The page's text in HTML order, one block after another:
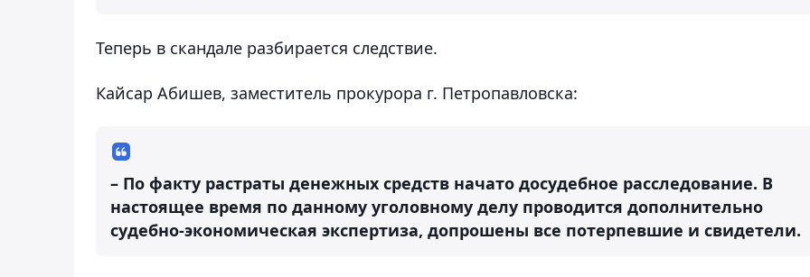
Теперь в скандале разбирается следствие.
Кайсар Абишев, заместитель прокурора г. Петропавловска:
– По факту растраты денежных средств начато досудебное расследование. В
настоящее время по данному уголовному делу проводится дополнительно
судебно-экономическая экспертиза, допрошены все потерпевшие и свидетели.